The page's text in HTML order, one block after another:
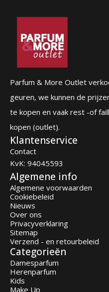
Parfum & More Outlet
geuren, we kunnen de
te kopen en vaak rest -of
kopen (outlet).
Klantenservice
Contact
KvK: 94045593
Algemene info
Algemene voorwaarden
Cookiebeleid
Nieuws
Over ons
Privacyverklaring
Sitemap
Verzend - en retourbeleid
Categorieën
Damesparfum
Herenparfum
Kids
Make Up